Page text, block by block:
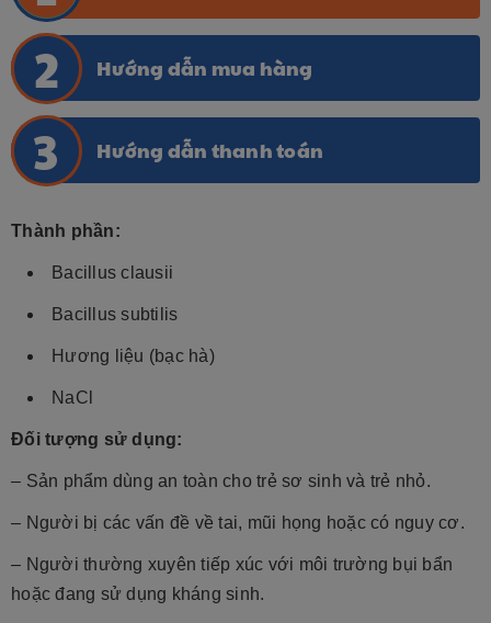
Hướng dẫn mua hàng
Hướng dẫn thanh toán
Thành phần:
Bacillus clausii
Bacillus subtilis
Hương liệu (bạc hà)
NaCl
Đối tượng sử dụng:
– Sản phẩm dùng an toàn cho trẻ sơ sinh và trẻ nhỏ.
– Người bị các vấn đề về tai, mũi họng hoặc có nguy cơ.
– Người thường xuyên tiếp xúc với môi trường bụi bẩn
hoặc đang sử dụng kháng sinh.